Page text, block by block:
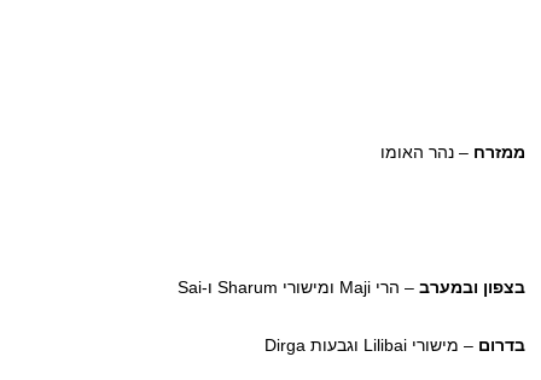
ממזרח – נהר האומו
בצפון ובמערב – הרי Maji ומישורי Sharum ו-Sai
בדרום – מישורי Lilibai וגבעות Dirga